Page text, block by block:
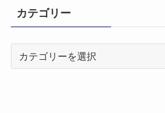
カテゴリー